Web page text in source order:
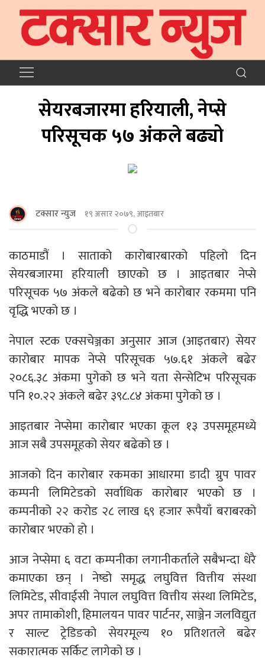
सेयरबजारमा हरियाली, नेप्से
परिसूचक ५७ अंकले बढ्यो
टक्सार न्युज १९ असार २०७९, आइतबार
काठमाडौं । साताको कारोबारबारको पहिलो दिन
सेयरबजारमा हरियाली छाएको छ । आइतबार नेप्से
परिसूचक ५७ अंकले बढेको छ भने कारोबार रकममा पनि
वृद्धि भएको छ ।
नेपाल स्टक एक्सचेञ्जका अनुसार आज (आइतबार) सेयर
कारोबार मापक नेप्से परिसूचक ५७.६१ अंकले बढेर
२०८६.३८ अंकमा पुगेको छ भने यता सेन्सेटिभ परिसूचक
पनि १०.२२ अंकले बढेर ३९८.८४ अंकमा पुगेको छ ।
आइतबार नेप्सेमा कारोबार भएका कूल १३ उपसमूहमध्ये
आज सबै उपसमूहको सेयर बढेको छ ।
आजको दिन कारोबार रकमका आधारमा ङादी ग्रुप पावर
कम्पनी लिमिटेडको सर्वाधिक कारोबार भएको छ ।
कम्पनीको २२ करोड २८ लाख ६९ हजार रूपैयाँ बराबरको
कारोबार भएको हो ।
आज नेप्सेमा ६ वटा कम्पनीका लगानीकर्ताले सबैभन्दा धेरै
कमाएका छन् । नेष्डो समृद्ध लघुवित्त वित्तीय संस्था
लिमिटेड, सीवाईसी नेपाल लघुवित्त वित्तीय संस्था लिमिटेड,
अपर तामाकोशी, हिमालयन पावर पार्टनर, साञ्जेन जलविद्युत
र साल्ट ट्रेडिङको सेयरमूल्य १० प्रतिशतले बढेर
सकारात्मक सर्किट लागेको छ ।